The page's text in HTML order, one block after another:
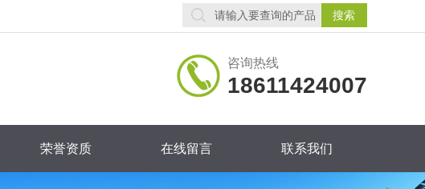
咨询热线
18611424007
荣誉资质 在线留言 联系我们